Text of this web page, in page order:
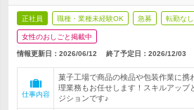
正社員 職種・業種未経験OK 急募 転勤なし
女性のおしごと掲載中
情報更新日：2026/06/12 終了予定日： 2026/12/03
仕事内容
菓子工場で商品の検品や包装作業に携
理業務もお任せします！スキルアップ
ジションです♪